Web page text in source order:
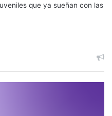
que ya sueñan con las